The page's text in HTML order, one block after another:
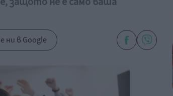
ни в Google